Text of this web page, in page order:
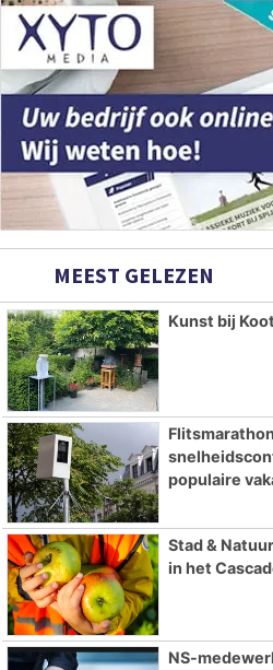
MEEST GELEZEN
Kunst bij
populaire
Stad &
in het
NS-